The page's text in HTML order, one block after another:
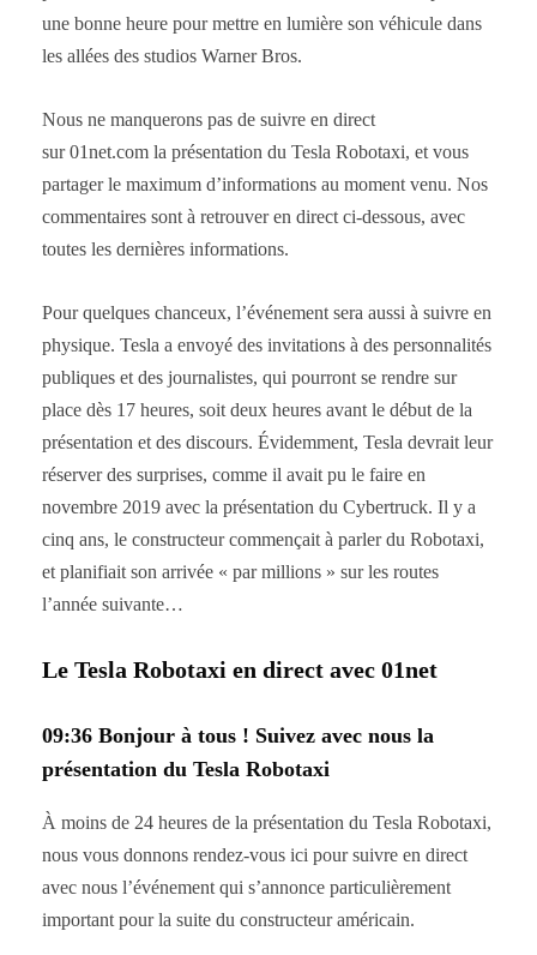
une bonne heure pour mettre en lumière son véhicule dans
les allées des studios Warner Bros.
Nous ne manquerons pas de suivre en direct
sur 01net.com la présentation du Tesla Robotaxi, et vous
partager le maximum d’informations au moment venu. Nos
commentaires sont à retrouver en direct ci-dessous, avec
toutes les dernières informations.
Pour quelques chanceux, l’événement sera aussi à suivre en
physique. Tesla a envoyé des invitations à des personnalités
publiques et des journalistes, qui pourront se rendre sur
place dès 17 heures, soit deux heures avant le début de la
présentation et des discours. Évidemment, Tesla devrait leur
réserver des surprises, comme il avait pu le faire en
novembre 2019 avec la présentation du Cybertruck. Il y a
cinq ans, le constructeur commençait à parler du Robotaxi,
et planifiait son arrivée « par millions » sur les routes
l’année suivante…
Le Tesla Robotaxi en direct avec 01net
09:36 Bonjour à tous ! Suivez avec nous la
présentation du Tesla Robotaxi
À moins de 24 heures de la présentation du Tesla Robotaxi,
nous vous donnons rendez-vous ici pour suivre en direct
avec nous l’événement qui s’annonce particulièrement
important pour la suite du constructeur américain.